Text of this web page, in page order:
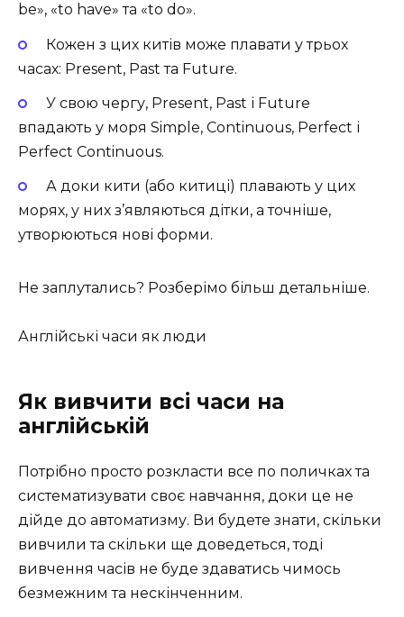
be», «to have» та «to do».
Кожен з цих китів може плавати у трьох
часах: Present, Past та Future.
У свою чергу, Present, Past і Future
впадають у моря Simple, Continuous, Perfect і
Perfect Continuous.
А доки кити (або китиці) плавають у цих
морях, у них з’являються дітки, а точніше,
утворюються нові форми.
Не заплутались? Розберімо більш детальніше.
Англійські часи як люди
Як вивчити всі часи на
англійській
Потрібно просто розкласти все по поличках та
систематизувати своє навчання, доки це не
дійде до автоматизму. Ви будете знати, скільки
вивчили та скільки ще доведеться, тоді
вивчення часів не буде здаватись чимось
безмежним та нескінченним.